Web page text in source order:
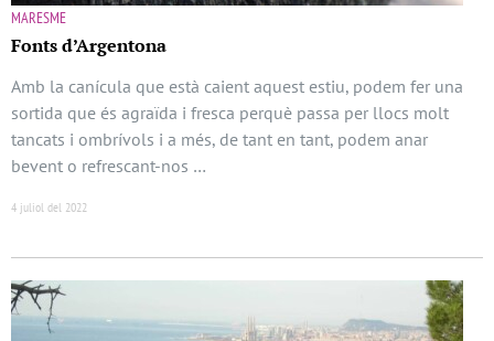
MARESME
Fonts d’Argentona
Amb la canícula que està caient aquest estiu, podem fer una
sortida que és agraïda i fresca perquè passa per llocs molt
tancats i ombrívols i a més, de tant en tant, podem anar
bevent o refrescant-nos …
4 juliol del 2022